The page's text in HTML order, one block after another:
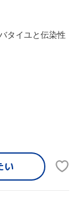
タイユと伝染性
い